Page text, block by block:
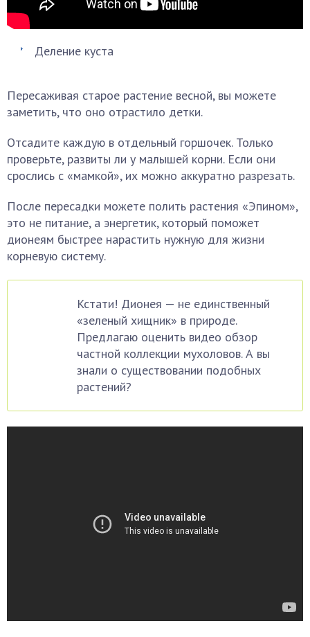
Деление куста
Пересаживая старое растение весной, вы можете
заметить, что оно отрастило детки.
Отсадите каждую в отдельный горшочек. Только
проверьте, развиты ли у малышей корни. Если они
срослись с «мамкой», их можно аккуратно разрезать.
После пересадки можете полить растения «Эпином»,
это не питание, а энергетик, который поможет
дионеям быстрее нарастить нужную для жизни
корневую систему.
Кстати! Дионея — не единственный
«зеленый хищник» в природе.
Предлагаю оценить видео обзор
частной коллекции мухоловов. А вы
знали о существовании подобных
растений?